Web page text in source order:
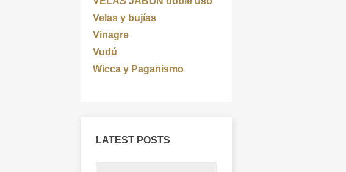
Velas y bujías
Vinagre
Vudú
Wicca y Paganismo
LATEST POSTS